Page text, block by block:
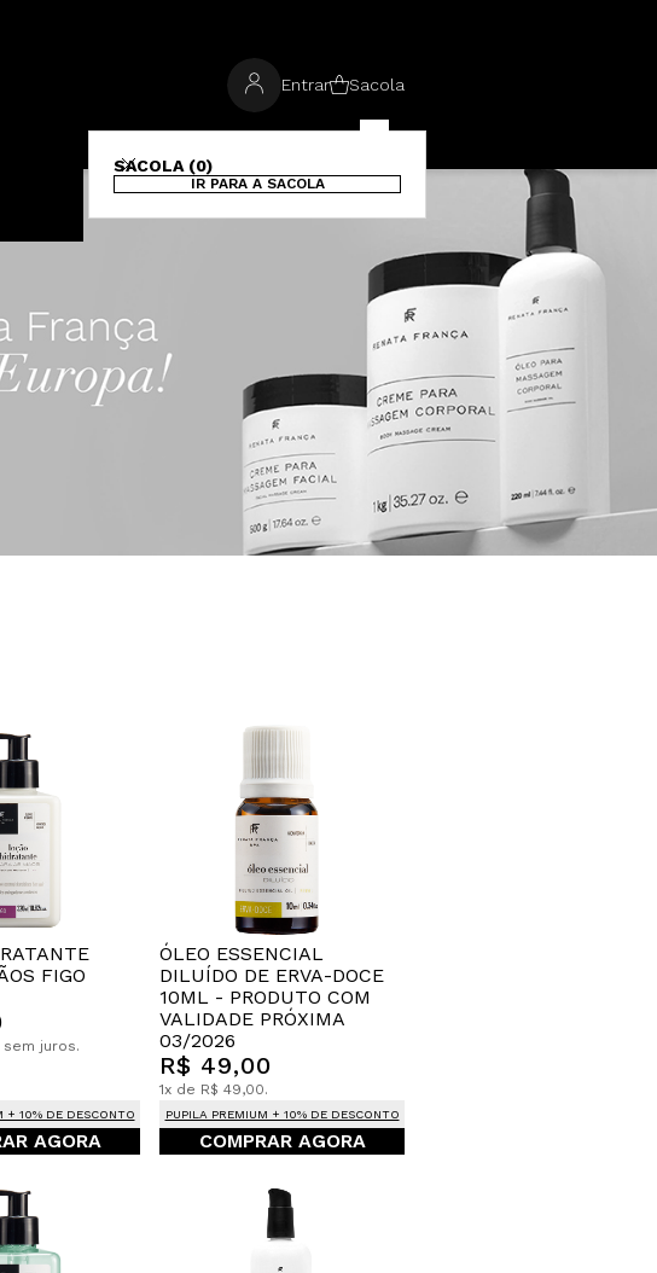
Entrar Sacola
SACOLA (0)
IR PARA A SACOLA
FIGO
sem juros.
+ 10% DE DESCONTO
AGORA
ÓLEO ESSENCIAL
DILUÍDO DE ERVA-DOCE
10ML - PRODUTO COM
VALIDADE PRÓXIMA
03/2026
R$ 49,00
1x de R$ 49,00.
PUPILA PREMIUM + 10% DE DESCONTO
COMPRAR AGORA